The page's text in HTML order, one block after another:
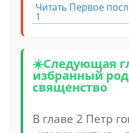
Читать Первое
1
Следующая
избранный
священство
В главе 2 Петр